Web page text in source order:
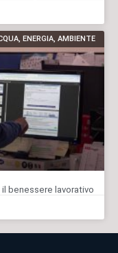
ENERGIA, AMBIENTE
il benessere lavorativo